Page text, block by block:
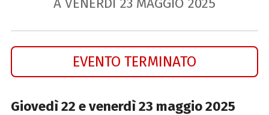
A VENERDÌ 23 MAGGIO 2025
EVENTO TERMINATO
Giovedì 22 e venerdì 23 maggio 2025